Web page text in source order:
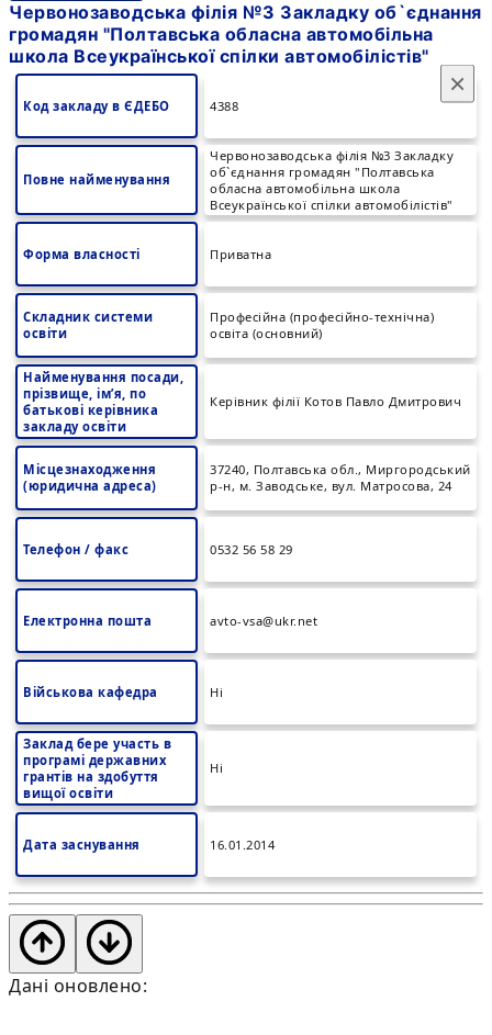
×
Червонозаводська філія №3 Закладку об`єднання
громадян "Полтавська обласна автомобільна
школа Всеукраїнської спілки автомобілістів"
Код закладу в ЄДЕБО 4388
Повне найменування
Червонозаводська філія №3 Закладку
об`єднання громадян "Полтавська
обласна автомобільна школа
Всеукраїнської спілки автомобілістів"
Форма власності Приватна
Складник системи
освіти
Професійна (професійно-технічна)
освіта (основний)
Найменування посади,
прізвище, ім’я, по
батькові керівника
закладу освіти
Керівник філії Котов Павло Дмитрович
Місцезнаходження
(юридична адреса)
37240, Полтавська обл., Миргородський
р-н, м. Заводське, вул. Матросова, 24
Телефон / факс 0532 56 58 29
Електронна пошта avto-vsa@ukr.net
Військова кафедра Ні
Заклад бере участь в
програмі державних
грантів на здобуття
вищої освіти
Ні
Дата заснування 16.01.2014
Дані оновлено: